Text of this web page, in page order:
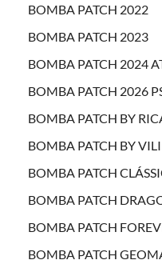
BOMBA PATCH 2022
BOMBA PATCH 2023
BOMBA PATCH 2024
BOMBA PATCH 2026
BOMBA PATCH BY
BOMBA PATCH BY
BOMBA PATCH
BOMBA PATCH
BOMBA PATCH
BOMBA PATCH